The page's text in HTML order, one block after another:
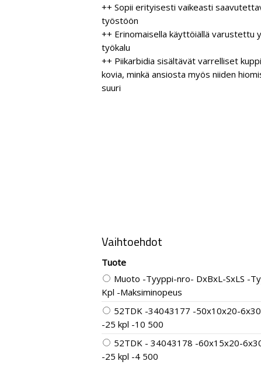
++ Sopii erityisesti vaikeasti
työstöön
++ Erinomaisella käyttöiällä varustettu
työkalu
++ Piikarbidia sisältävät varrelliset
kovia, minkä ansiosta myös niiden
suuri
Vaihtoehdot
Tuote
Muoto -Tyyppi-nro- DxBxL-SxLS -
Kpl -Maksiminopeus
52TDK -34043177 -50x10x20-
-25 kpl -10 500
52TDK - 34043178 -60x15x20-
-25 kpl -4 500